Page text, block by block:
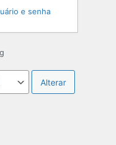
e senha